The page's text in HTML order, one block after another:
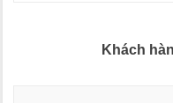
Khách